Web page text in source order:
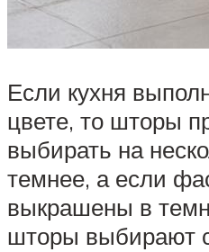
Если кухня
цвете, то шторы
выбирать на
темнее, а если
выкрашены в
шторы выбирают